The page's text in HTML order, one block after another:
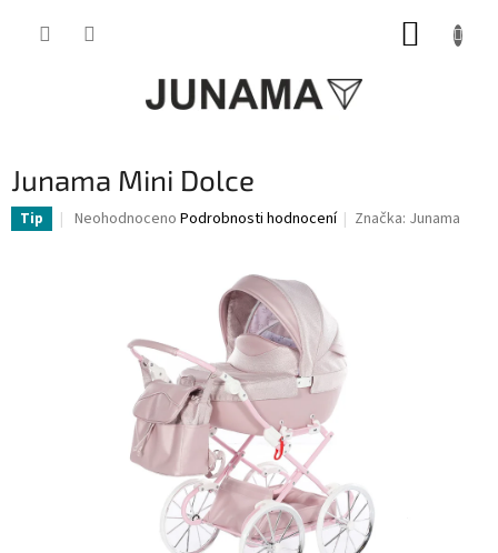
Junama Mini Dolce
Tip
Průměrné
hvězdiček.
Neohodnoceno Podrobnosti hodnocení Značka: Junama